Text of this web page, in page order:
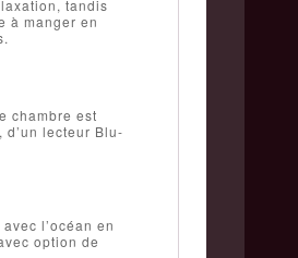
tandis
à manger en
chambre est
lecteur Blu-
l’océan en
option de